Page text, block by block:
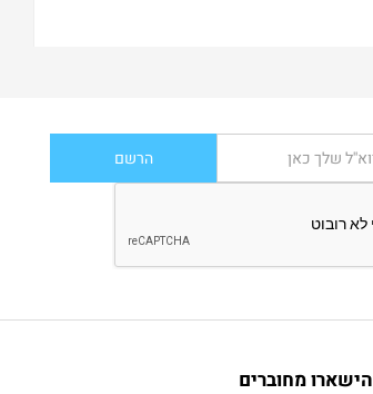
הישארו מחוברים